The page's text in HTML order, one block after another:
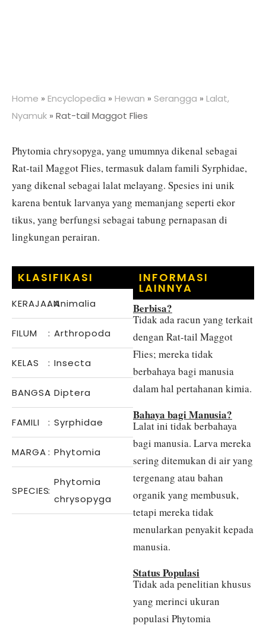
Home » Encyclopedia » Hewan » Serangga » Lalat,
Nyamuk » Rat-tail Maggot Flies
Phytomia chrysopyga, yang umumnya dikenal sebagai
Rat-tail Maggot Flies, termasuk dalam famili Syrphidae,
yang dikenal sebagai lalat melayang. Spesies ini unik
karena bentuk larvanya yang memanjang seperti ekor
tikus, yang berfungsi sebagai tabung pernapasan di
lingkungan perairan.
KLASIFIKASI
KERAJAAN
: Animalia
FILUM : Arthropoda
KELAS : Insecta
BANGSA: Diptera
FAMILI : Syrphidae
MARGA: Phytomia
SPECIES:
Phytomia
chrysopyga
INFORMASI
LAINNYA
Berbisa?
Tidak ada racun yang terkait
dengan Rat-tail Maggot
Flies; mereka tidak
berbahaya bagi manusia
dalam hal pertahanan kimia.
Bahaya bagi Manusia?
Lalat ini tidak berbahaya
bagi manusia. Larva mereka
sering ditemukan di air yang
tergenang atau bahan
organik yang membusuk,
tetapi mereka tidak
menularkan penyakit kepada
manusia.
Status Populasi
Tidak ada penelitian khusus
yang merinci ukuran
populasi Phytomia